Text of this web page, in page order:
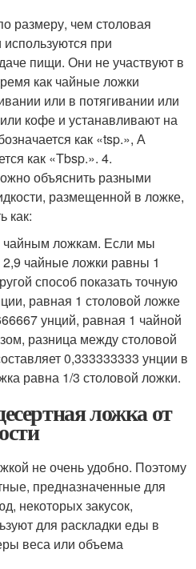
размеру, чем столовая
при
пищи. Они не участвуют в
как чайные ложки
или в потягивании или
кофе и устанавливают на
как «tsp.», А
как «Tbsp.». 4.
объяснить разными
размещенной в ложке,
как:
чайным ложкам. Если мы
чайные ложки равны 1
способ показать точную
равная 1 столовой ложке
унций, равная 1 чайной
разница между столовой
0,333333333 унции в
равна 1/3 столовой ложки.
ложка от
не очень удобно. Поэтому
предназначенные для
некоторых закусок,
для раскладки еды в
веса или объема